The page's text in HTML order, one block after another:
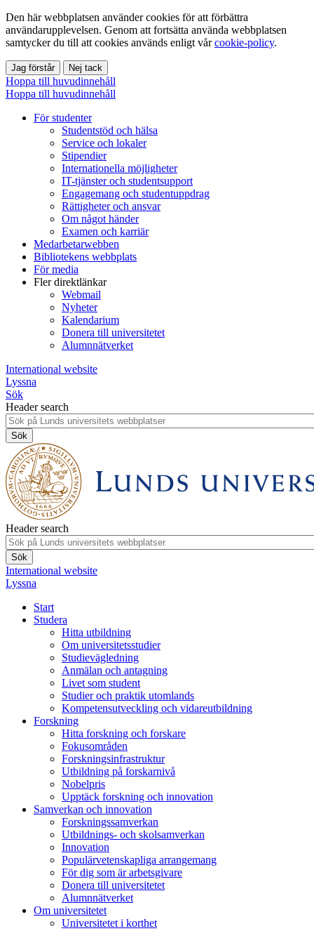
Den här webbplatsen använder cookies för att förbättra
användarupplevelsen. Genom att fortsätta använda webbplatsen
samtycker du till att cookies används enligt vårcookie-policy.
Jag förstår Nej tack
Hoppa till huvudinnehåll
Hoppa till huvudinnehåll
För studenter
Studentstöd och hälsa
Service och lokaler
Stipendier
Internationella möjligheter
IT-tjänster och studentsupport
Engagemang och studentuppdrag
Rättigheter och ansvar
Om något händer
Examen och karriär
Medarbetarwebben
Bibliotekens webbplats
För media
Fler direktlänkar
Webmail
Nyheter
Kalendarium
Donera till universitetet
Alumnnätverket
International website
Lyssna
Sök
Header search
Header search
International website
Lyssna
Start
Studera
Hitta utbildning
Om universitetsstudier
Studievägledning
Anmälan och antagning
Livet som student
Studier och praktik utomlands
Kompetensutveckling och vidareutbildning
Forskning
Hitta forskning och forskare
Fokusområden
Forskningsinfrastruktur
Utbildning på forskarnivå
Nobelpris
Upptäck forskning och innovation
Samverkan och innovation
Forskningssamverkan
Utbildnings- och skolsamverkan
Innovation
Populärvetenskapliga arrangemang
För dig som är arbetsgivare
Donera till universitetet
Alumnnätverket
Om universitetet
Universitetet i korthet